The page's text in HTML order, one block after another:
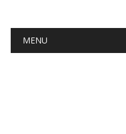
Main menu
MENU